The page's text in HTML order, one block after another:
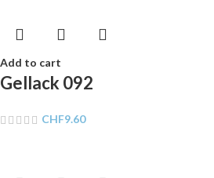
Add to cart
Gellack 092
CHF9.60